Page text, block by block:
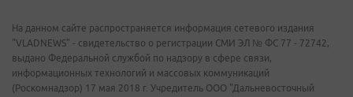
На данном сайте распространяется информация сетевого издания
"VLADNEWS" - свидетельство о регистрации СМИ ЭЛ № ФС 77 - 72742,
выдано Федеральной службой по надзору в сфере связи,
информационных технологий и массовых коммуникаций
(Роскомнадзор) 17 мая 2018 г. Учредитель ООО "Дальневосточный